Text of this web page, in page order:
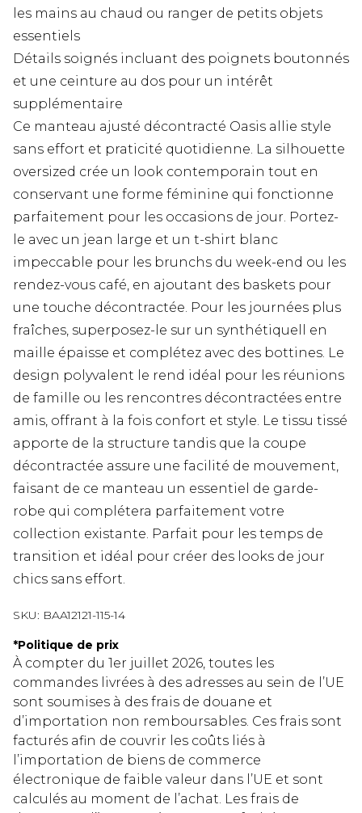
les mains au chaud ou ranger de petits objets
essentiels
Détails soignés incluant des poignets boutonnés
et une ceinture au dos pour un intérêt
supplémentaire
Ce manteau ajusté décontracté Oasis allie style
sans effort et praticité quotidienne. La silhouette
oversized crée un look contemporain tout en
conservant une forme féminine qui fonctionne
parfaitement pour les occasions de jour. Portez-
le avec un jean large et un t-shirt blanc
impeccable pour les brunchs du week-end ou les
rendez-vous café, en ajoutant des baskets pour
une touche décontractée. Pour les journées plus
fraîches, superposez-le sur un synthétiquell en
maille épaisse et complétez avec des bottines. Le
design polyvalent le rend idéal pour les réunions
de famille ou les rencontres décontractées entre
amis, offrant à la fois confort et style. Le tissu tissé
apporte de la structure tandis que la coupe
décontractée assure une facilité de mouvement,
faisant de ce manteau un essentiel de garde-
robe qui complétera parfaitement votre
collection existante. Parfait pour les temps de
transition et idéal pour créer des looks de jour
chics sans effort.
SKU: BAA12121-115-14
*Politique de prix
À compter du 1er juillet 2026, toutes les
commandes livrées à des adresses au sein de l’UE
sont soumises à des frais de douane et
d’importation non remboursables. Ces frais sont
facturés afin de couvrir les coûts liés à
l’importation de biens de commerce
électronique de faible valeur dans l’UE et sont
calculés au moment de l’achat. Les frais de